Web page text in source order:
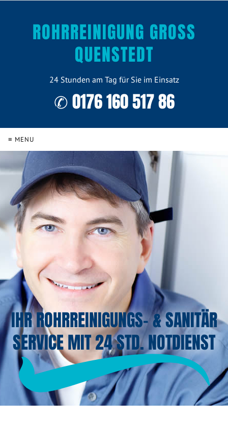
ROHRREINIGUNG GROSS Q
UENSTEDT
24 Stunden am Tag für Sie im Einsatz
✆ 0176 160 517 86
≡ MENU
IHR ROHRREINIGUNGS- & SANITÄR
SERVICE MIT 24 STD. NOTDIENST